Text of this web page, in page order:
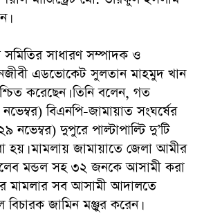
সাধারণ সম্পাদক ও
এডভোকেট সুলতান মাহমুদ খান
করেছেন। তিনি বলেন, গত
বিএনপি-জামায়াত সংঘর্ষের
নভেম্বর) দুপুরে পাল্টাপাল্টি দু’টি
হয়। মামলায় জামায়াতে জেলা আমীর
মন্ডল সহ ৩২ জনকে আসামী করা
মামলার সব আসামী আদালতে
জামিন মঞ্জুর করেন।